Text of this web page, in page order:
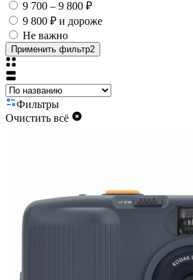
9 700 – 9 800 ₽
9 800 ₽ и дороже
Не важно
Применить фильтр2
Фильтры
Очистить всё